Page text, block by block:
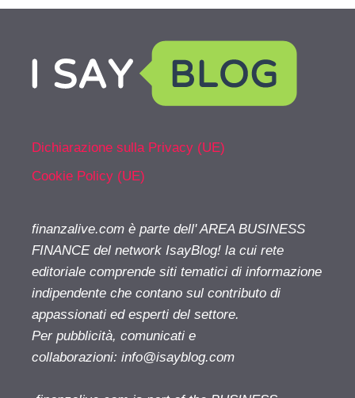
Dichiarazione sulla Privacy (UE)
Cookie Policy (UE)
finanzalive.com è parte dell' AREA BUSINESS
FINANCE del network IsayBlog! la cui rete
editoriale comprende siti tematici di informazione
indipendente che contano sul contributo di
appassionati ed esperti del settore.
Per pubblicità, comunicati e
collaborazioni: info@isayblog.com